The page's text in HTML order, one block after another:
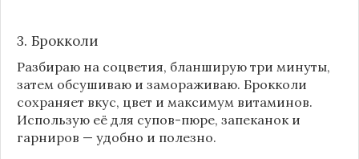
3. Брокколи
Разбираю на соцветия, бланширую три минуты,
затем обсушиваю и замораживаю. Брокколи
сохраняет вкус, цвет и максимум витаминов.
Использую её для супов-пюре, запеканок и
гарниров — удобно и полезно.